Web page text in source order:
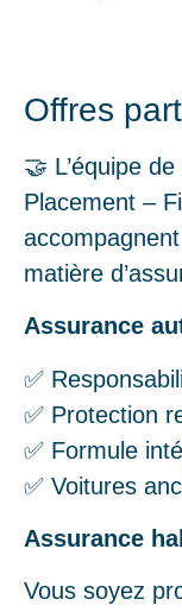
Offres
🤝 L’équipe
Placement –
matière
Assurance
✅
✅ Protection
✅ Formule
✅ Voitures
Assurance
Vous soyez